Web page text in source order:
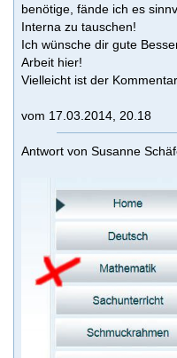
benötige, fände ich es
Interna zu tauschen!
Ich wünsche dir gute
Arbeit hier!
Vielleicht ist der
vom 17.03.2014, 20.18
Antwort von Susanne